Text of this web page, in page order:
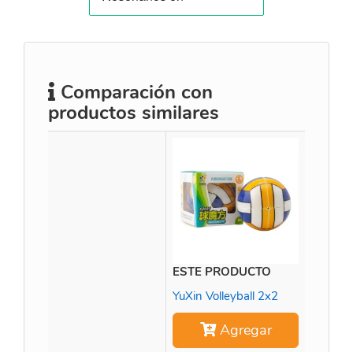
Comparación con
productos similares
ESTE PRODUCTO
YuXin Volleyball 2x2
Agregar